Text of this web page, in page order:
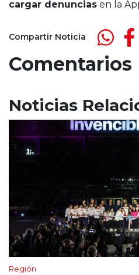
cargar denuncias en la
Compartir Noticia
Comentarios
Noticias
Región